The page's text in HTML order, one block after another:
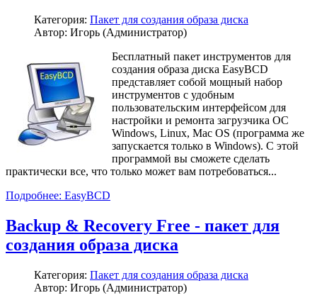
Категория: Пакет для создания образа диска
Автор: Игорь (Администратор)
Бесплатный пакет инструментов для
создания образа диска EasyBCD
представляет собой мощный набор
инструментов с удобным
пользовательским интерфейсом для
настройки и ремонта загрузчика ОС
Windows, Linux, Mac OS (программа же
запускается только в Windows). С этой
программой вы сможете сделать
практически все, что только может вам потребоваться...
Подробнее: EasyBCD
Backup & Recovery Free - пакет для
создания образа диска
Категория: Пакет для создания образа диска
Автор: Игорь (Администратор)